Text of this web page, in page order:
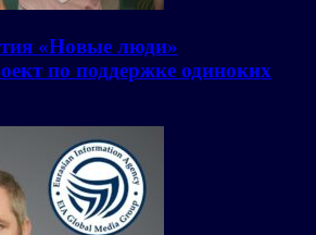
«Новые люди»
по поддержке одиноких